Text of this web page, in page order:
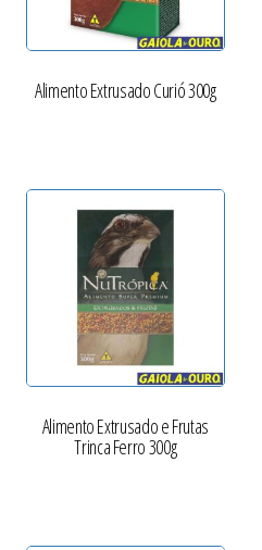
Alimento Extrusado Curió 300g
Alimento Extrusado e Frutas
Trinca Ferro 300g